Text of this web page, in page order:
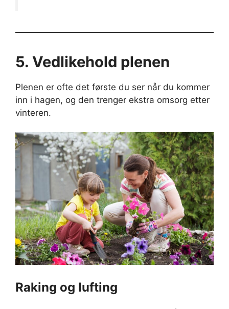
5. Vedlikehold plenen
Plenen er ofte det første du ser når du kommer
inn i hagen, og den trenger ekstra omsorg etter
vinteren.
Raking og lufting